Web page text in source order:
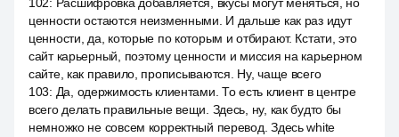
ценности остаются неизменными. И дальше как раз идут
ценности, да, которые по которым и отбирают. Кстати, это
сайт карьерный, поэтому ценности и миссия на карьерном
сайте, как правило, прописываются. Ну, чаще всего
103: Да, одержимость клиентами. То есть клиент в центре
всего делать правильные вещи. Здесь, ну, как будто бы
немножко не совсем корректный перевод. Здесь white